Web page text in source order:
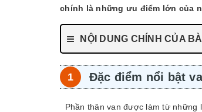
chính là những ưu điểm lớn của
NỘI DUNG CHÍNH CỦA
Đặc điểm nổi bật
Phần thân van được làm từ những